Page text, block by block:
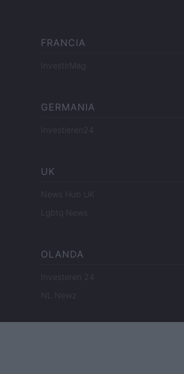
FRANCIA
InvestirMag
GERMANIA
Investieren24
UK
News Hub UK
Lgbtq News
OLANDA
Investeren 24
NL Newz